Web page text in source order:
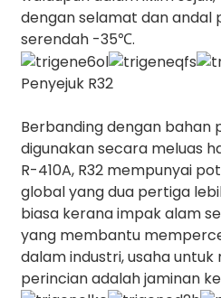
dengan selamat dan andal
serendah -35℃.
Penyejuk R32
Berbanding dengan bahan
digunakan secara meluas
R-410A, R32 mempunyai
global yang dua pertiga
biasa kerana impak alam
yang membantu
dalam industri, usaha
perincian adalah jaminan